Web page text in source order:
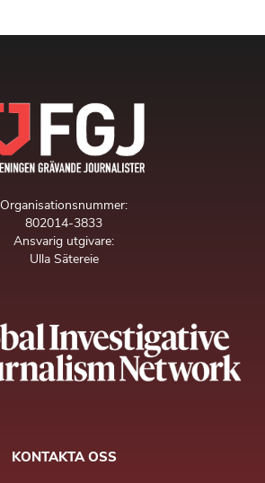
Organisationsnummer:
802014-3833
Ansvarig utgivare:
Ulla Sätereie
KONTAKTA OSS